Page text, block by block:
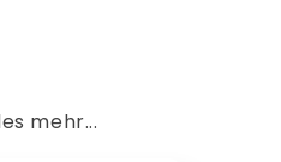
mehr...